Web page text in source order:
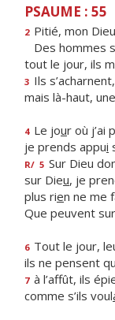
PSAUME : 55
2 Pitié, mon
Des hommes
tout le jour, ils
3 Ils
mais là-haut,
4 Le jour où j’ai
je prends appui
R/ 5 Sur Dieu
sur Dieu, je
plus rien ne me
Que peuvent
6 Tout le jour,
ils ne pensent
7 à l’affût, ils
comme s’ils voul